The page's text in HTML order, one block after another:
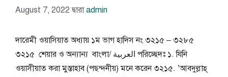
August 7, 2022 দ্বারাadmin
দারেমী ওয়াসিয়াত অধ্যায় ১ম ভাগ হাদিস নং ৩২১৫ – ৩২৮৫
৩২১৫ শেয়ার ও অন্যান্য বাংলা/ العربية পরিচ্ছেদঃ ১. যিনি
ওয়াসীয়াত করা মুস্তাহাব (পছন্দনীয়) মনে করেন ৩২১৫. ’আবদুল্লাহ্